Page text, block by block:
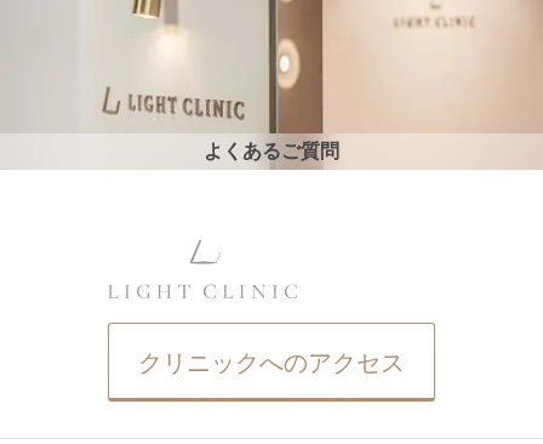
よくあるご質問
クリニックへのアクセス